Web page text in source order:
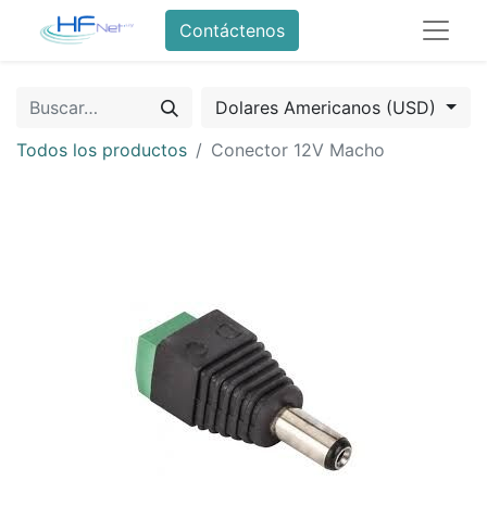
Contáctenos
Dolares Americanos (USD)
Todos los productos
Conector 12V Macho